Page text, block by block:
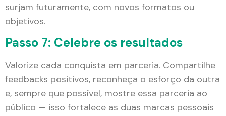
surjam futuramente, com novos formatos ou
objetivos.
Passo 7: Celebre os resultados
Valorize cada conquista em parceria. Compartilhe
feedbacks positivos, reconheça o esforço da outra
e, sempre que possível, mostre essa parceria ao
público — isso fortalece as duas marcas pessoais